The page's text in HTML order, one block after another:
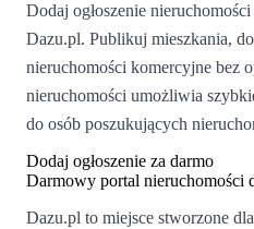
Dodaj ogłoszenie
Dazu.pl. Publikuj mieszkania,
nieruchomości komercyjne bez
nieruchomości umożliwia
do osób poszukujących
Dodaj ogłoszenie za darmo
Darmowy portal nieruchomości
Dazu.pl to miejsce stworzone